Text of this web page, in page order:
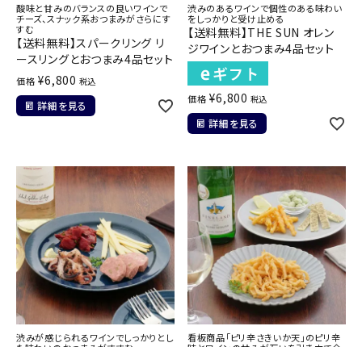
酸味と甘みのバランスの良いワインで
チーズ、スナック系おつまみがさらにす
すむ
【送料無料】スパークリング リ
ースリングとおつまみ4品セット
価格 ¥6,800 税込
詳細を見る
渋みのあるワインで個性のある味わい
をしっかりと受け止める
【送料無料】THE SUN オレン
ジワインとおつまみ4品セット
価格 ¥6,800 税込
詳細を見る
渋みが感じられるワインでしっかりとし
看板商品「ピリ辛さきいか天」のピリ辛